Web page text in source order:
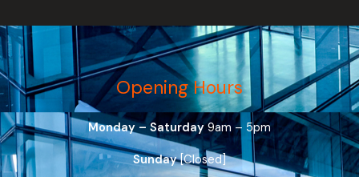
Opening Hours
Monday – Saturday9am – 5pm
Sunday[Closed]